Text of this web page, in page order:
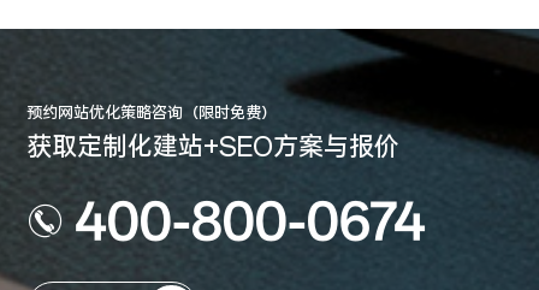
预约网站优化策略咨询（限时免费）
获取定制化建站+SEO方案与报价
400-800-0674